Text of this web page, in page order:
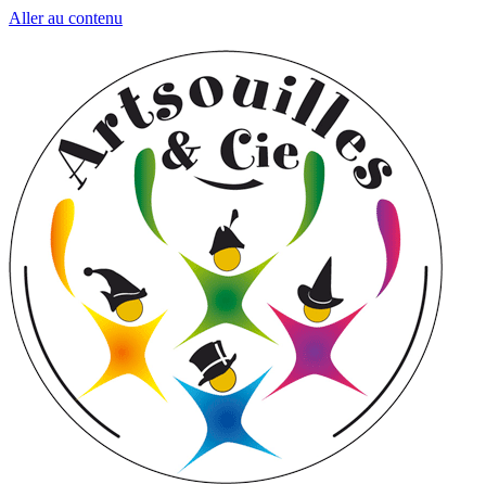
Aller au contenu